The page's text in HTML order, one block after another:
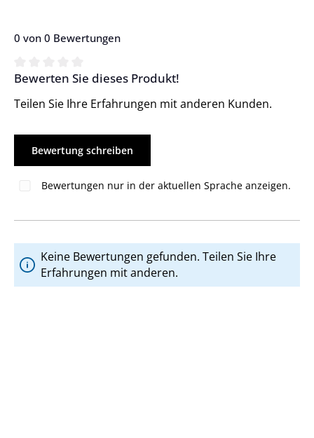
0 von 0 Bewertungen
Durchschnittliche Bewertung von 0 von 5 Sternen
Bewerten Sie dieses Produkt!
Teilen Sie Ihre Erfahrungen mit anderen Kunden.
Bewertung schreiben
Bewertungen nur in der aktuellen Sprache anzeigen.
Keine Bewertungen gefunden. Teilen Sie Ihre
Erfahrungen mit anderen.